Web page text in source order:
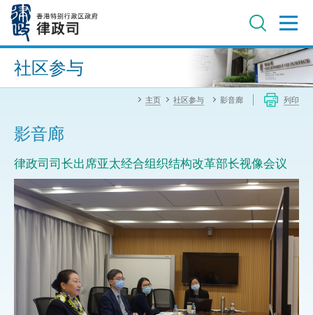
内
进阶搜寻
社区参与
主页 社区参与 影音廊 列印
影音廊
律政司司长出席亚太经合组织结构改革部长视像会议